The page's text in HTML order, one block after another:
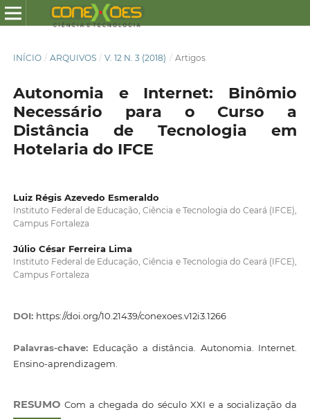
INÍCIO / ARQUIVOS / V. 12 N. 3 (2018) / Artigos
Autonomia e Internet: Binômio
Necessário para o Curso a
Distância de Tecnologia em
Hotelaria do IFCE
Luiz Régis Azevedo Esmeraldo
Instituto Federal de Educação, Ciência e Tecnologia do Ceará (IFCE),
Campus Fortaleza
Júlio César Ferreira Lima
Instituto Federal de Educação, Ciência e Tecnologia do Ceará (IFCE),
Campus Fortaleza
DOI: https://doi.org/10.21439/conexoes.v12i3.1266
Palavras-chave: Educação a distância. Autonomia. Internet.
Ensino-aprendizagem.
RESUMO Com a chegada do século XXI e a socialização da